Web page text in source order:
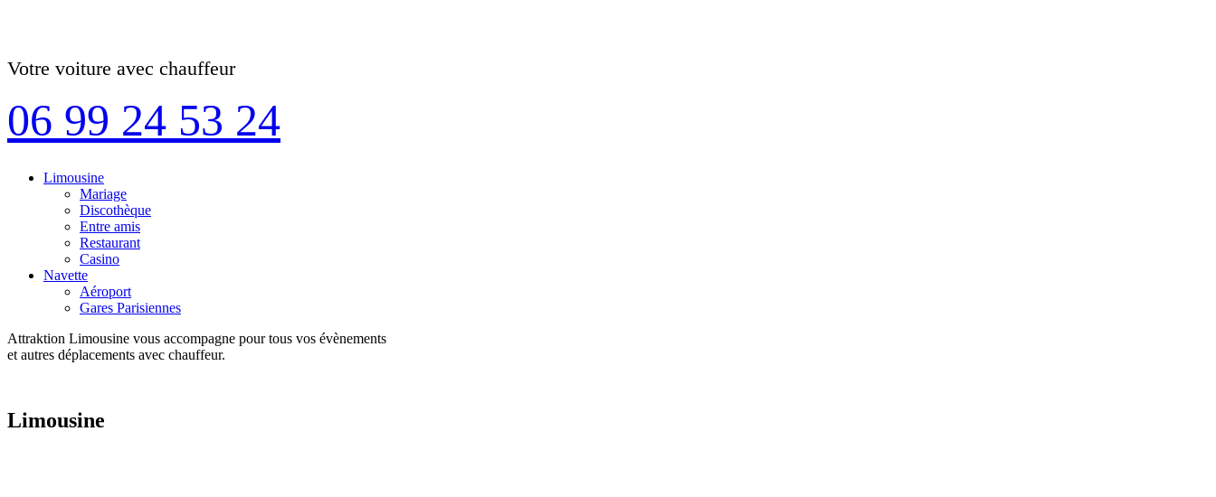
Votre voiture avec chauffeur
06 99 24 53 24
Limousine
Mariage
Discothèque
Entre amis
Restaurant
Casino
Navette
Aéroport
Gares Parisiennes
Attraktion Limousine vous accompagne pour tous vos évènements
et autres déplacements avec chauffeur.
Limousine